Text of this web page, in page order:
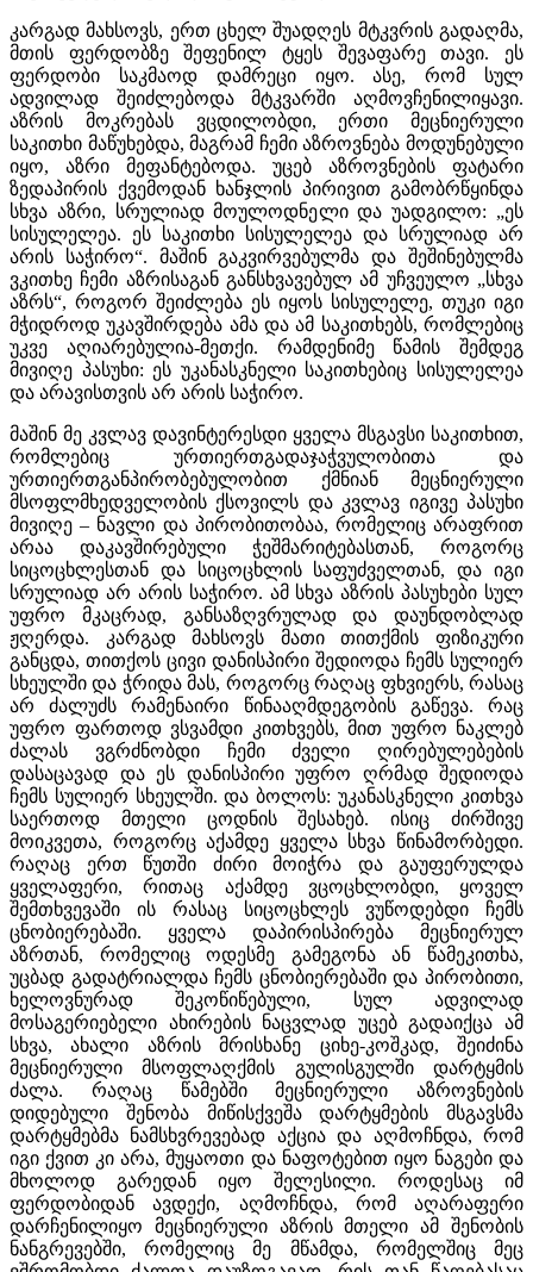
კარგად მახსოვს, ერთ ცხელ შუადღეს მტკვრის გადაღმა,
მთის ფერდობზე შეფენილ ტყეს შევაფარე თავი. ეს
ფერდობი საკმაოდ დამრეცი იყო. ასე, რომ სულ
ადვილად შეიძლებოდა მტკვარში აღმოვჩენილიყავი.
აზრის მოკრებას ვცდილობდი, ერთი მეცნიერული
საკითხი მაწუხებდა, მაგრამ ჩემი აზროვნება მოდუნებული
იყო, აზრი მეფანტებოდა. უცებ აზროვნების ფატარი
ზედაპირის ქვემოდან ხანჯლის პირივით გამობრწყინდა
სხვა აზრი, სრულიად მოულოდნელი და უადგილო: „ეს
სისულელეა. ეს საკითხი სისულელეა და სრულიად არ
არის საჭირო“. მაშინ გაკვირვებულმა და შეშინებულმა
ვკითხე ჩემი აზრისაგან განსხვავებულ ამ უჩვეულო „სხვა
აზრს“, როგორ შეიძლება ეს იყოს სისულელე, თუკი იგი
მჭიდროდ უკავშირდება ამა და ამ საკითხებს, რომლებიც
უკვე აღიარებულია-მეთქი. რამდენიმე წამის შემდეგ
მივიღე პასუხი: ეს უკანასკნელი საკითხებიც სისულელეა
და არავისთვის არ არის საჭირო.
მაშინ მე კვლავ დავინტერესდი ყველა მსგავსი საკითხით,
რომლებიც ურთიერთგადაჯაჭვულობითა და
ურთიერთგანპირობებულობით ქმნიან მეცნიერული
მსოფლმხედველობის ქსოვილს და კვლავ იგივე პასუხი
მივიღე – ნავლი და პირობითობაა, რომელიც არაფრით
არაა დაკავშირებული ჭეშმარიტებასთან, როგორც
სიცოცხლესთან და სიცოცხლის საფუძველთან, და იგი
სრულიად არ არის საჭირო. ამ სხვა აზრის პასუხები სულ
უფრო მკაცრად, განსაზღვრულად და დაუნდობლად
ჟღერდა. კარგად მახსოვს მათი თითქმის ფიზიკური
განცდა, თითქოს ცივი დანისპირი შედიოდა ჩემს სულიერ
სხეულში და ჭრიდა მას, როგორც რაღაც ფხვიერს, რასაც
არ ძალუძს რამენაირი წინააღმდეგობის გაწევა. რაც
უფრო ფართოდ ვსვამდი კითხვებს, მით უფრო ნაკლებ
ძალას ვგრძნობდი ჩემი ძველი ღირებულებების
დასაცავად და ეს დანისპირი უფრო ღრმად შედიოდა
ჩემს სულიერ სხეულში. და ბოლოს: უკანასკნელი კითხვა
საერთოდ მთელი ცოდნის შესახებ. ისიც ძირშივე
მოიკვეთა, როგორც აქამდე ყველა სხვა წინამორბედი.
რაღაც ერთ წუთში ძირი მოიჭრა და გაუფერულდა
ყველაფერი, რითაც აქამდე ვცოცხლობდი, ყოველ
შემთხვევაში ის რასაც სიცოცხლეს ვუწოდებდი ჩემს
ცნობიერებაში. ყველა დაპირისპირება მეცნიერულ
აზრთან, რომელიც ოდესმე გამეგონა ან წამეკითხა,
უცბად გადატრიალდა ჩემს ცნობიერებაში და პირობითი,
ხელოვნურად შეკოწიწებული, სულ ადვილად
მოსაგერიებელი ახირების ნაცვლად უცებ გადაიქცა ამ
სხვა, ახალი აზრის მრისხანე ციხე-კოშკად, შეიძინა
მეცნიერული მსოფლაღქმის გულისგულში დარტყმის
ძალა. რაღაც წამებში მეცნიერული აზროვნების
დიდებული შენობა მიწისქვეშა დარტყმების მსგავსმა
დარტყმებმა ნამსხვრევებად აქცია და აღმოჩნდა, რომ
იგი ქვით კი არა, მუყაოთი და ნაფოტებით იყო ნაგები და
მხოლოდ გარედან იყო შელესილი. როდესაც იმ
ფერდობიდან ავდექი, აღმოჩნდა, რომ აღარაფერი
დარჩენილიყო მეცნიერული აზრის მთელი ამ შენობის
ნანგრევებში, რომელიც მე მწამდა, რომელშიც მეც